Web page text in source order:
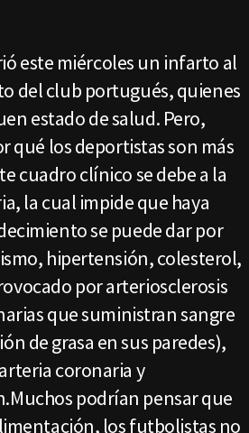
este miércoles un infarto al
del club portugués, quienes
estado de salud. Pero,
qué los deportistas son más
cuadro clínico se debe a la
la cual impide que haya
se puede dar por
hipertensión, colesterol,
por arteriosclerosis
que suministran sangre
de grasa en sus paredes),
coronaria y
podrían pensar que
los futbolistas no